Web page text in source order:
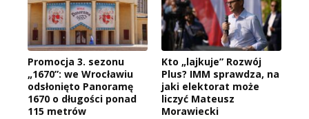
Promocja 3. sezonu
„1670”: we Wrocławiu
odsłonięto Panoramę
1670 o długości ponad
115 metrów
Kto „lajkuje” Rozwój
Plus? IMM sprawdza, na
jaki elektorat może
liczyć Mateusz
Morawiecki